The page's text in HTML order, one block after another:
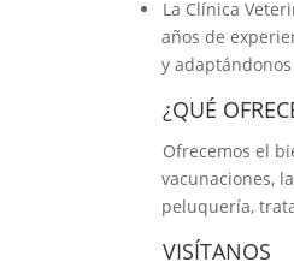
La Clínica
años de
y
¿QUÉ
Ofrecemos el
vacunaciones,
peluquería,
VISÍTANOS